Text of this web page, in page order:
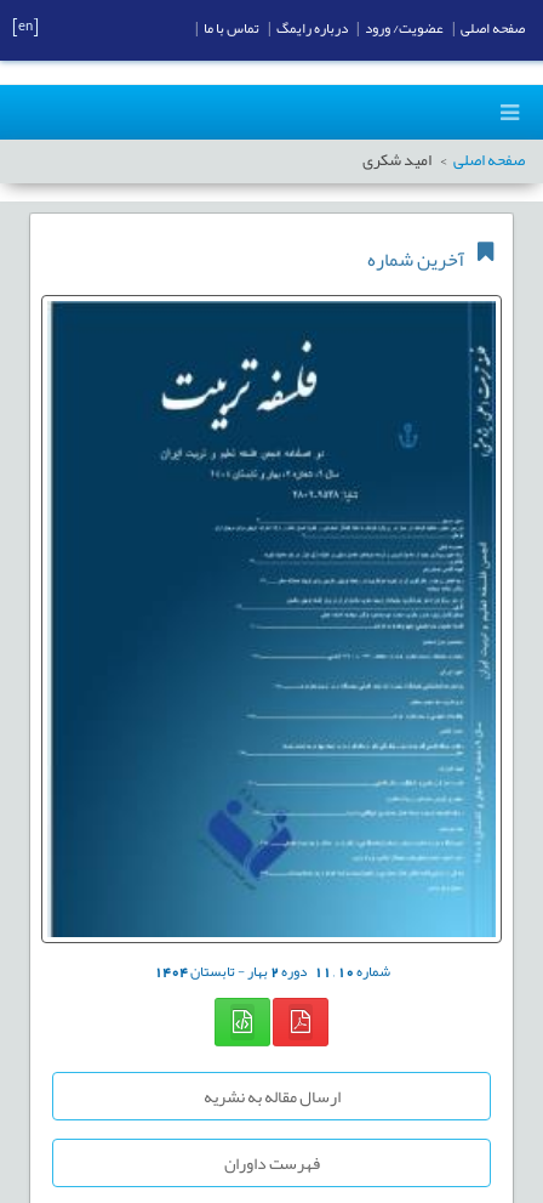
صفحه اصلی امید شکری
آخرین شماره
شماره10
,
11 دوره2بهار - تابستان1404
ارسال مقاله به نشریه
فهرست داوران
صفحه اصلی عضویت/ ورود درباره رایمگ تماس با ما